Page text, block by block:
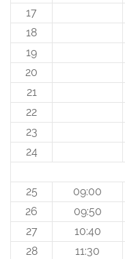
17
18
19
20
21
22
23
24
25
09:00
26
09:50
27
10:40
28
11:30